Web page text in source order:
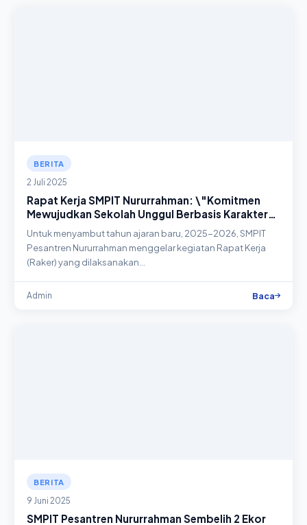
BERITA
2 Juli 2025
Rapat Kerja SMPIT Nururrahman: \"Komitmen
Mewujudkan Sekolah Unggul Berbasis Karakter
dan Berbudaya Positif\"
Untuk menyambut tahun ajaran baru, 2025-2026, SMPIT
Pesantren Nururrahman menggelar kegiatan Rapat Kerja
(Raker) yang dilaksanakan…
Admin Baca
BERITA
9 Juni 2025
SMPIT Pesantren Nururrahman Sembelih 2 Ekor